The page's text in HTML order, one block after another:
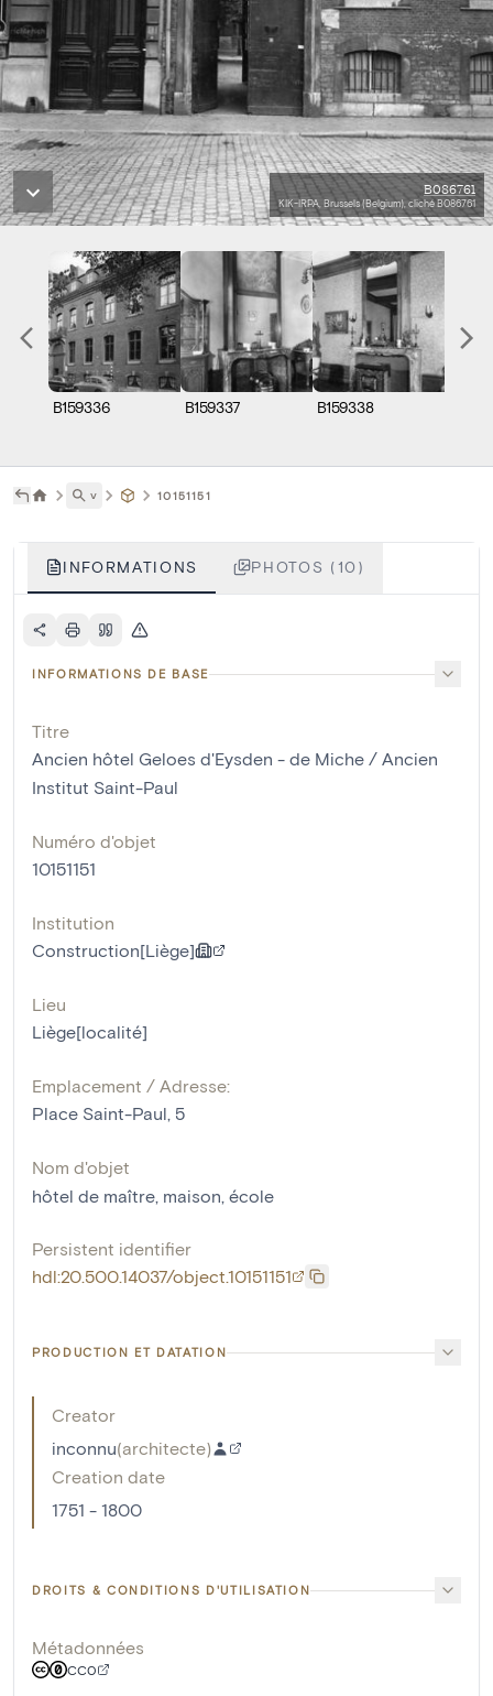
B086761
KIK-IRPA, Brussels (Belgium), cliché B086761
B159336 B159337 B159338
˅ 10151151
INFORMATIONS PHOTOS (10)
INFORMATIONS DE BASE
Titre
Ancien hôtel Geloes d'Eysden - de Miche / Ancien
Institut Saint-Paul
Numéro d'objet
10151151
Institution
Construction[Liège]
Lieu
Liège[localité]
Emplacement / Adresse:
Place Saint-Paul, 5
Nom d'objet
hôtel de maître, maison, école
Persistent identifier
hdl:20.500.14037/object.10151151
PRODUCTION ET DATATION
Creator
inconnu(architecte)
Creation date
1751 - 1800
DROITS & CONDITIONS D'UTILISATION
Métadonnées
CC0